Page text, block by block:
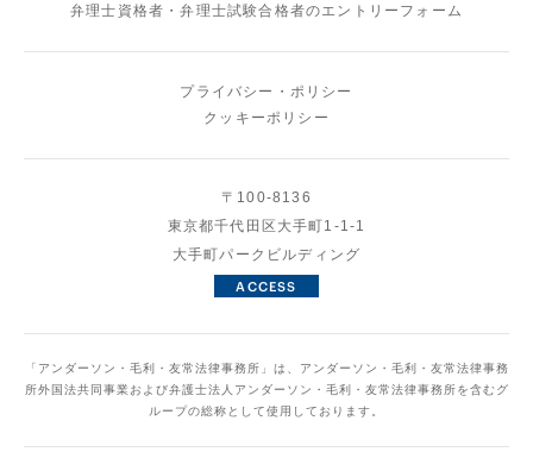
弁理士資格者・弁理士試験合格者のエントリーフォーム
プラ イ バシ ー ・ ポ リ シ ー
ク ッ キ ー ポ リ シ ー
〒100-8136
東京都千代田区大手町1-1-1
大手町パークビルディング
A CCESS
「アンダーソン・毛利・友常法律事務所」は、アンダーソン・毛利・友常法律事務
所外国法共同事業および弁護士法人アンダーソン・毛利・友常法律事務所を含むグ
ループの総称として使用しております。